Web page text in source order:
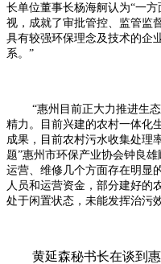
长单位董事长杨海舸认为“一
视，成就了审批管控、监管监
具有较强环保理念及技术的企
系。”
“惠州目前正大力推进生
精力。目前兴建的农村一体化
成果，目前农村污水收集处理
题”惠州市环保产业协会钟良雄
运营、维修几个方面存在明显
人员和运营资金，部分建好的
处于闲置状态，未能发挥治污
黄延森秘书长在谈到